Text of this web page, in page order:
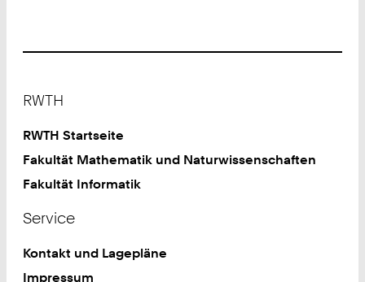
RWTH
RWTH Startseite
Fakultät Mathematik und Naturwissenschaften
Fakultät Informatik
Service
Kontakt und Lagepläne
Impressum